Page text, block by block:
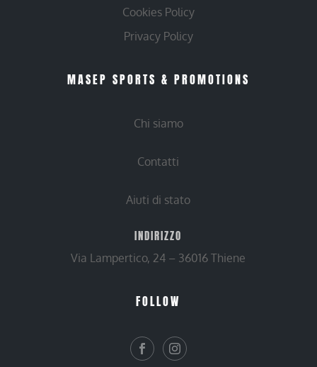
Cookies Policy
Privacy Policy
MASEP SPORTS & PROMOTIONS
Chi siamo
Contatti
Aiuti di stato
INDIRIZZO
Via Lampertico, 24 – 36016 Thiene
FOLLOW